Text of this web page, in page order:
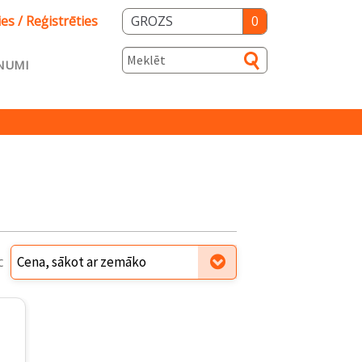
/ Reģistrēties GROZS 0